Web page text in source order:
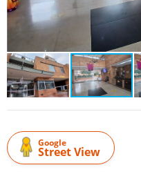
Google
Street View